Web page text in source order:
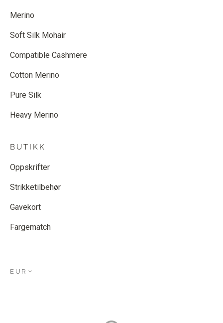
Merino
Soft Silk Mohair
Compatible Cashmere
Cotton Merino
Pure Silk
Heavy Merino
BUTIKK
Oppskrifter
Strikketilbehør
Gavekort
Fargematch
EUR